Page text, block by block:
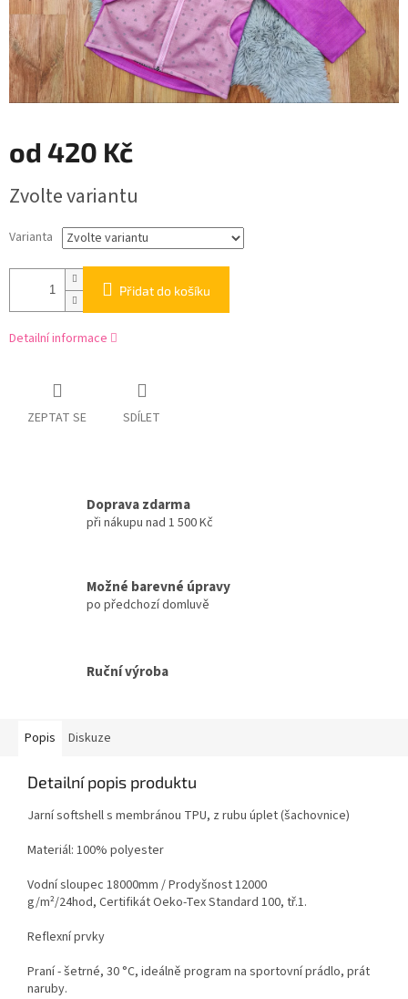
od 420 Kč
cena:
Zvolte variantu
Varianta
Přidat do košíku
Detailní informace
ZEPTAT SE SDÍLET
Doprava zdarma
při nákupu nad 1 500 Kč
Možné barevné úpravy
po předchozí domluvě
Ruční výroba
Popis Diskuze
Detailní popis produktu
Jarní softshell s membránou TPU, z rubu úplet (šachovnice)
Materiál: 100% polyester
Vodní sloupec 18000mm / Prodyšnost 12000
g/m²/24hod, Certifikát Oeko-Tex Standard 100, tř.1.
Reflexní prvky
Praní - šetrné, 30 °C, ideálně program na sportovní prádlo, prát
naruby.